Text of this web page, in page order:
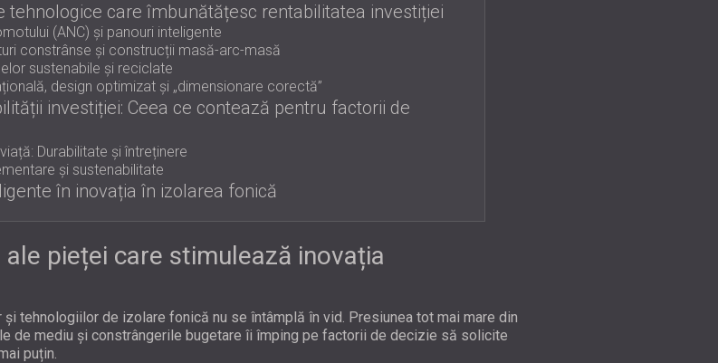
tehnologice care îmbunătățesc rentabilitatea investiției
(ANC) și panouri inteligente
constrânse și construcții masă-arc-masă
sustenabile și reciclate
design optimizat și „dimensionare corectă”
investiției: Ceea ce contează pentru factorii de
Durabilitate și întreținere
și sustenabilitate
în inovația în izolarea fonică
pieței care stimulează inovația
tehnologiilor de izolare fonică nu se întâmplă în vid. Presiunea tot mai mare din
de mediu și constrângerile bugetare îi împing pe factorii de decizie să solicite
puțin.